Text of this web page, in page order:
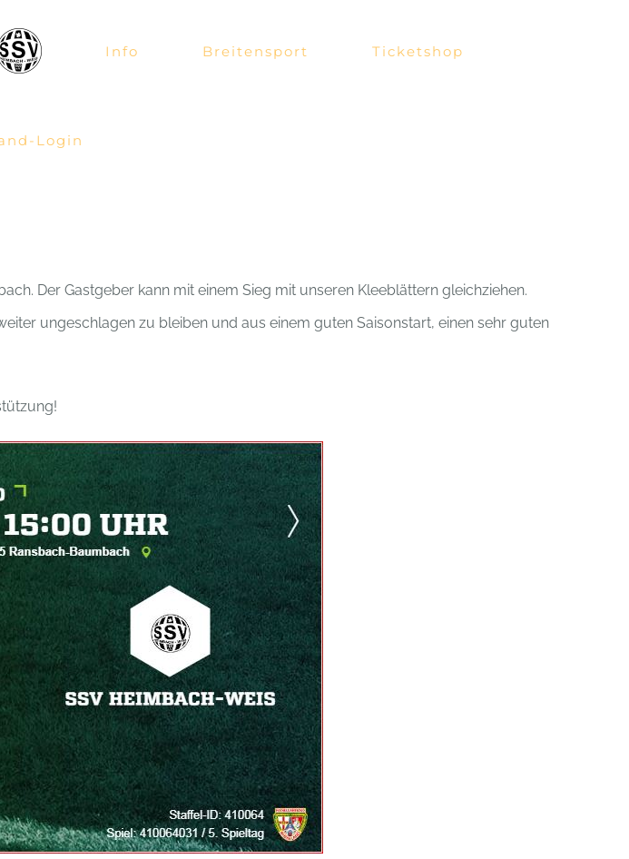
Info Breitensport Ticketshop
Login
Der Gastgeber kann mit einem Sieg mit unseren Kleeblättern gleichziehen.
ungeschlagen zu bleiben und aus einem guten Saisonstart, einen sehr guten